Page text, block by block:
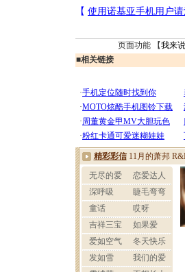
页面功能 【我来
■相关链接